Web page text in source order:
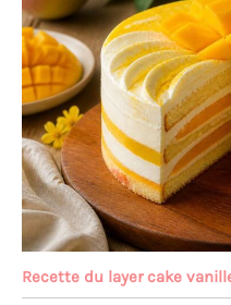
Recette du layer cake